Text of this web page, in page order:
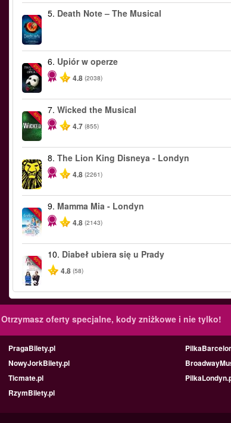
-40%
5. Death Note – The Musical
-20%
6. Upiór w operze
4.8 (2038)
-50%
7.Wicked the Musical
4.7 (855)
8.The Lion King Disneya - Londyn
4.8 (2261)
-40%
9. Mamma Mia - Londyn
4.8 (2143)
-50%
10. Diabeł ubiera się u Prady
4.8 (58)
Otrzymasz oferty specjalne, kody zniżkowe i nie tylko!
PragaBilety.pl
NowyJorkBilety.pl
Ticmate.pl
RzymBilety.pl